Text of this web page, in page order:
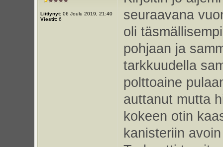
Liittynyt:06 Joulu 2019, 21:40
Viestit:6
seuraavana
oli
pohjaan ja
tarkkuudella
polttoaine
auttanut mutta
kokeen otin
kanisteriin